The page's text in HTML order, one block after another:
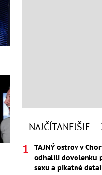
NAJČÍTANEJŠIE
TAJNÝ ostrov v
odhalili dovolenku
sexu a pikatné